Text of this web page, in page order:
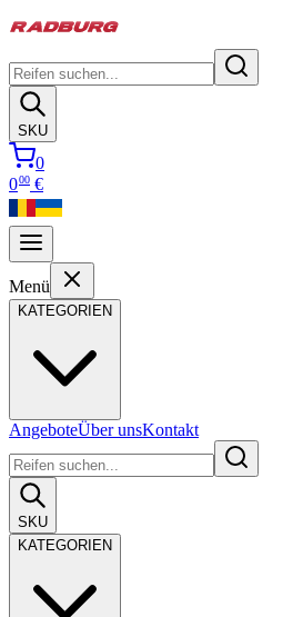
SKU
0
000 €
Menü
KATEGORIEN
AngeboteÜber unsKontakt
SKU
KATEGORIEN